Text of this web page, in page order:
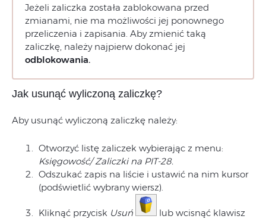
Jeżeli zaliczka została zablokowana przed
zmianami, nie ma możliwości jej ponownego
przeliczenia i zapisania. Aby zmienić taką
zaliczkę, należy najpierw dokonać jej
odblokowania.
Jak usunąć wyliczoną zaliczkę?
Aby usunąć wyliczoną zaliczkę należy:
Otworzyć listę zaliczek wybierając z menu:
Księgowość/ Zaliczki na PIT-28.
Odszukać zapis na liście i ustawić na nim kursor
(podświetlić wybrany wiersz).
Kliknąć przycisk Usuń
lub wcisnąć klawisz